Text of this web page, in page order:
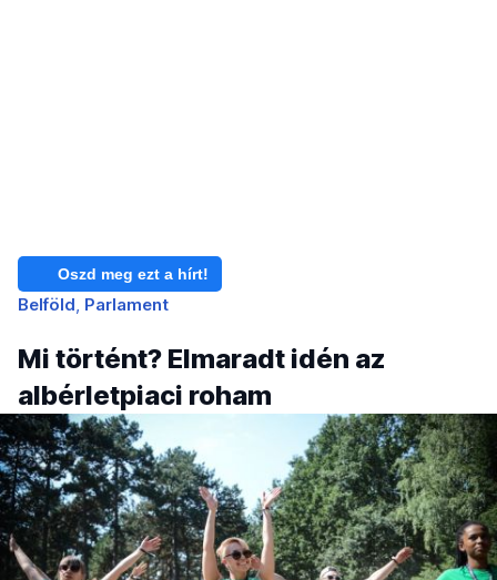
Oszd meg ezt a hírt!
Belföld Parlament
Mi történt? Elmaradt idén az
albérletpiaci roham